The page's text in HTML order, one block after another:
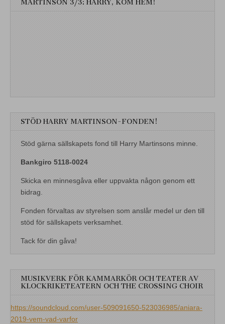
MARTINSON 3/3: HARRY, KOM HEM!
STÖD HARRY MARTINSON-FONDEN!
Stöd gärna sällskapets fond till Harry Martinsons minne.
Bankgiro 5118-0024
Skicka en minnesgåva eller uppvakta någon genom ett
bidrag.
Fonden förvaltas av styrelsen som anslår medel ur den till
stöd för sällskapets verksamhet.
Tack för din gåva!
MUSIKVERK FÖR KAMMARKÖR OCH TEATER AV
KLOCKRIKETEATERN OCH THE CROSSING CHOIR
https://soundcloud.com/user-509091650-523036985/aniara-
2019-vem-vad-varfor